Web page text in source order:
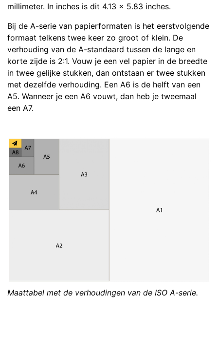
millimeter. In inches is dit 4.13 x 5.83 inches.
Bij de A-serie van papierformaten is het eerstvolgende
formaat telkens twee keer zo groot of klein. De
verhouding van de A-standaard tussen de lange en
korte zijde is 2:1. Vouw je een vel papier in de breedte
in twee gelijke stukken, dan ontstaan er twee stukken
met dezelfde verhouding. Een A6 is de helft van een
A5. Wanneer je een A6 vouwt, dan heb je tweemaal
een A7.
Maattabel met de verhoudingen van de ISO A-serie.